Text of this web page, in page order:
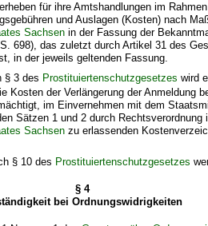
für ihre Amtshandlungen im
und Auslagen (Kosten) nach
Sachsen in der Fassung der
698), das zuletzt durch Artikel 31 des
in der jeweils geltenden Fassung.
§ 3 des Prostituiertenschutzgesetzes wird
Kosten der Verlängerung der Anmeldung
im Einvernehmen mit dem
Sätzen 1 und 2 durch
Sachsen zu erlassenden
§ 10 des Prostituiertenschutzgesetzes
§ 4
bei Ordnungswidrigkeiten